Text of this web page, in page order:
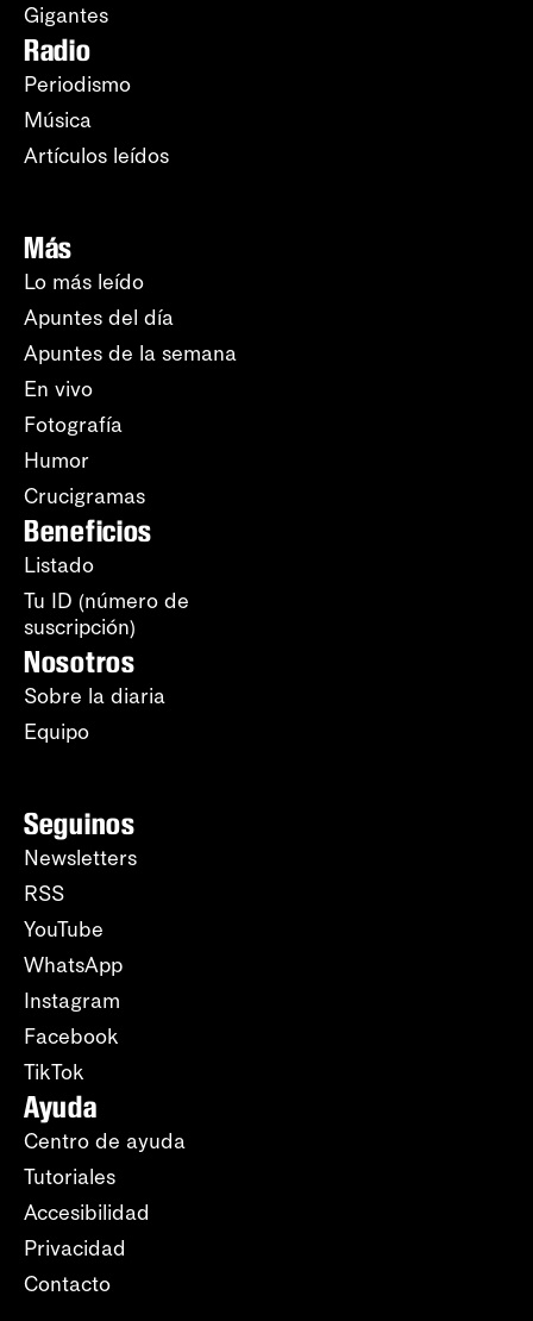
Gigantes
Radio
Periodismo
Música
Artículos leídos
Más
Lo más leído
Apuntes del día
Apuntes de la semana
En vivo
Fotografía
Humor
Crucigramas
Beneficios
Listado
Tu ID (número de
suscripción)
Nosotros
Sobre la diaria
Equipo
Seguinos
Newsletters
RSS
YouTube
WhatsApp
Instagram
Facebook
TikTok
Ayuda
Centro de ayuda
Tutoriales
Accesibilidad
Privacidad
Contacto